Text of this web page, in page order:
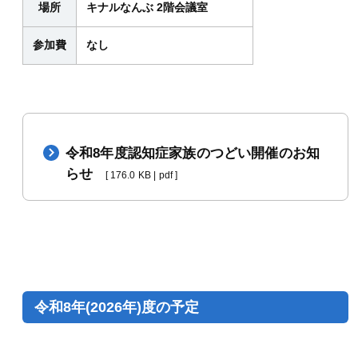
場所 キナルなんぶ 2階会議室
参加費 なし
令和8年度認知症家族のつどい開催のお知
らせ
[ 176.0 KB | pdf ]
令和8年(2026年)度の予定